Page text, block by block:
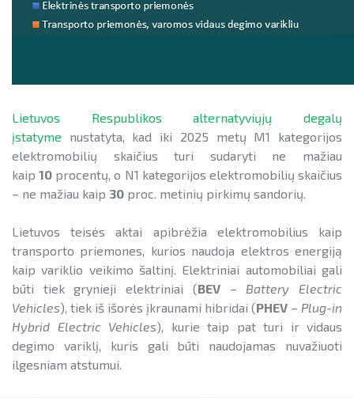
Lietuvos Respublikos alternatyviųjų degalų
įstatyme nustatyta, kad iki 2025 metų M1 kategorijos
elektromobilių skaičius turi sudaryti ne mažiau
kaip10 procentų, o N1 kategorijos elektromobilių skaičius
– ne mažiau kaip 30 proc. metinių pirkimų sandorių.
Lietuvos teisės aktai apibrėžia elektromobilius kaip
transporto priemones, kurios naudoja elektros energiją
kaip variklio veikimo šaltinį. Elektriniai automobiliai gali
būti tiek grynieji elektriniai (BEV– Battery Electric
Vehicles), tiek iš išorės įkraunami hibridai (PHEV – Plug-in
Hybrid Electric Vehicles), kurie taip pat turi ir vidaus
degimo variklį, kuris gali būti naudojamas nuvažiuoti
ilgesniam atstumui.